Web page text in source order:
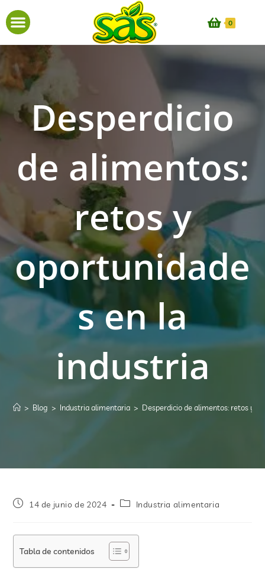
0
Desperdicio
de alimentos:
retos y
oportunidade
s en la
industria
> Blog > Industria alimentaria > Desperdicio de alimentos: retos y
14 de junio de 2024 Industria alimentaria
Tabla de contenidos